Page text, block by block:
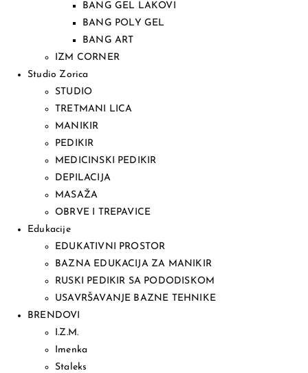
BANG GEL LAKOVI
BANG POLY GEL
BANG ART
IZM CORNER
Studio Zorica
STUDIO
TRETMANI LICA
MANIKIR
PEDIKIR
MEDICINSKI PEDIKIR
DEPILACIJA
MASAŽA
OBRVE I TREPAVICE
Edukacije
EDUKATIVNI PROSTOR
BAZNA EDUKACIJA ZA MANIKIR
RUSKI PEDIKIR SA PODODISKOM
USAVRŠAVANJE BAZNE TEHNIKE
BRENDOVI
I.Z.M.
Imenka
Staleks